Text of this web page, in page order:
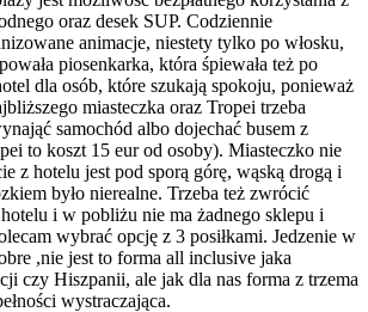
oraz desek SUP. Codziennie
animacje, niestety tylko po włosku,
piosenkarka, która śpiewała też po
dla osób, które szukają spokoju, ponieważ
miasteczka oraz Tropei trzeba
samochód albo dojechać busem z
to koszt 15 eur od osoby). Miasteczko nie
z hotelu jest pod sporą górę, wąską drogą i
było nierealne. Trzeba też zwrócić
i w pobliżu nie ma żadnego sklepu i
wybrać opcję z 3 posiłkami. Jedzenie w
,nie jest to forma all inclusive jaka
czy Hiszpanii, ale jak dla nas forma z trzema
wystraczająca.